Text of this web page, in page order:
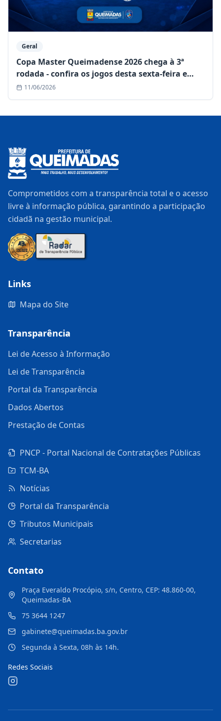
Geral
Copa Master Queimadense 2026 chega à 3ª
rodada - confira os jogos desta sexta-feira e
sábado (12 e 13/06)
11/06/2026
Comprometidos com a transparência total e o acesso
livre à informação pública, garantindo a participação
cidadã na gestão municipal.
Links
Mapa do Site
Transparência
Lei de Acesso à Informação
Lei de Transparência
Portal da Transparência
Dados Abertos
Prestação de Contas
PNCP - Portal Nacional de Contratações Públicas
TCM-BA
Notícias
Portal da Transparência
Tributos Municipais
Secretarias
Contato
Praça Everaldo Procópio, s/n, Centro, CEP: 48.860-00,
Queimadas-BA
75 3644 1247
gabinete@queimadas.ba.gov.br
Segunda à Sexta, 08h às 14h.
Redes Sociais